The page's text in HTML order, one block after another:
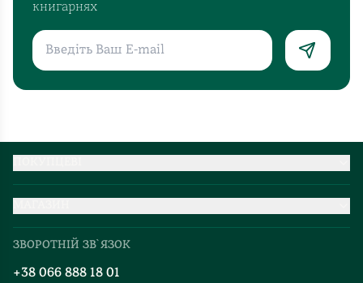
книгарнях
Добірки
Блог
ЗВОРОТНІЙ ЗВ`ЯЗОК
+38 066 888 18 01